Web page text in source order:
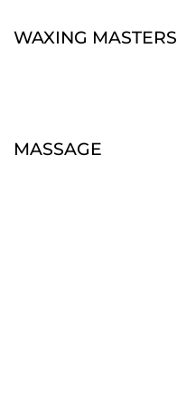
WAXING MASTERS
MASSAGE